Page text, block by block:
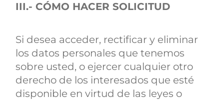
III.- CÓMO HACER SOLICITUD
Si desea acceder, rectificar y eliminar
los datos personales que tenemos
sobre usted, o ejercer cualquier otro
derecho de los interesados que esté
disponible en virtud de las leyes o